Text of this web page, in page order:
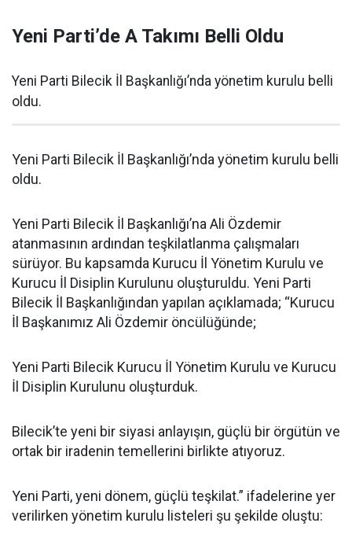
Yeni Parti’de A Takımı Belli Oldu
Yeni Parti Bilecik İl Başkanlığı’nda yönetim kurulu belli
oldu.
Yeni Parti Bilecik İl Başkanlığı’nda yönetim kurulu belli
oldu.
Yeni Parti Bilecik İl Başkanlığı’na Ali Özdemir
atanmasının ardından teşkilatlanma çalışmaları
sürüyor. Bu kapsamda Kurucu İl Yönetim Kurulu ve
Kurucu İl Disiplin Kurulunu oluşturuldu. Yeni Parti
Bilecik İl Başkanlığından yapılan açıklamada; “Kurucu
İl Başkanımız Ali Özdemir öncülüğünde;
Yeni Parti Bilecik Kurucu İl Yönetim Kurulu ve Kurucu
İl Disiplin Kurulunu oluşturduk.
Bilecik’te yeni bir siyasi anlayışın, güçlü bir örgütün ve
ortak bir iradenin temellerini birlikte atıyoruz.
Yeni Parti, yeni dönem, güçlü teşkilat.” ifadelerine yer
verilirken yönetim kurulu listeleri şu şekilde oluştu: